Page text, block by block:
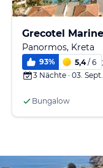
Grecotel
Panormos, Kreta
93% 5,4/ 6
3 Nächte · 03.
Bungalow